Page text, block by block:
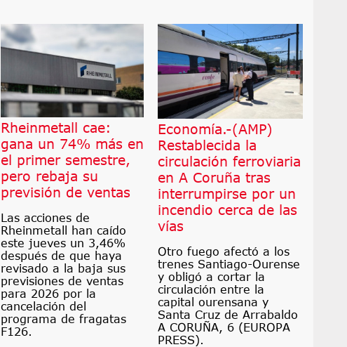
Rheinmetall cae:
gana un 74% más en
el primer semestre,
pero rebaja su
previsión de ventas
Las acciones de
Rheinmetall han caído
este jueves un 3,46%
después de que haya
revisado a la baja sus
previsiones de ventas
para 2026 por la
cancelación del
programa de fragatas
F126.
Economía.-(AMP)
Restablecida la
circulación ferroviaria
en A Coruña tras
interrumpirse por un
incendio cerca de las
vías
Otro fuego afectó a los
trenes Santiago-Ourense
y obligó a cortar la
circulación entre la
capital ourensana y
Santa Cruz de Arrabaldo
A CORUÑA, 6 (EUROPA
PRESS).